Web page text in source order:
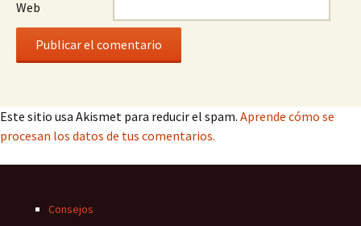
Web
Este sitio usa Akismet para reducir el spam. Aprende cómo se
procesan los datos de tus comentarios.
Consejos